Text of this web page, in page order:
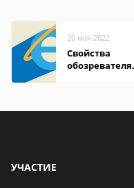
20 мая 2022
Свойства
обозревателя
УЧАСТИЕ